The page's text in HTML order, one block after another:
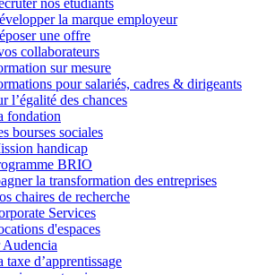
nos étudiants
la marque employeur
une offre
collaborateurs
sur mesure
pour salariés, cadres & dirigeants
l’égalité des chances
fondation
bourses sociales
handicap
BRIO
la transformation des entreprises
chaires de recherche
Services
d'espaces
Audencia
taxe d’apprentissage